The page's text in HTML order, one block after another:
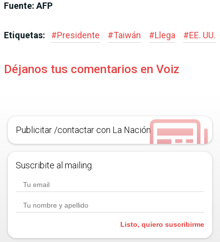
Fuente: AFP
Etiquetas: #Presidente #Taiwán #Llega #EE. UU.
Déjanos tus comentarios en Voiz
Publicitar /contactar con La Nación
Suscribite al mailing.
Listo, quiero suscribirme